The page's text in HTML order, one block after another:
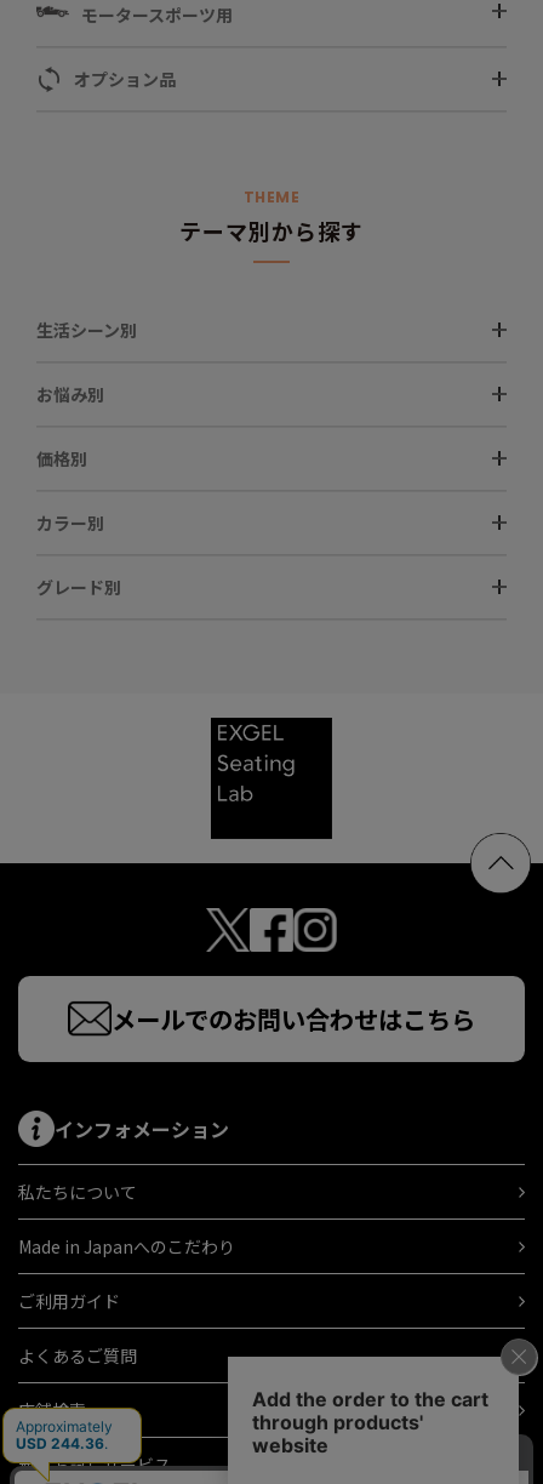
モータースポーツ用
オプション品
THEME
テーマ別から探す
生活シーン別
お悩み別
価格別
カラー別
グレード別
メールでのお問い合わせはこちら
インフォメーション
私たちについて
Made in Japanへのこだわり
ご利用ガイド
よくあるご質問
店舗検索
無料お試しサービス